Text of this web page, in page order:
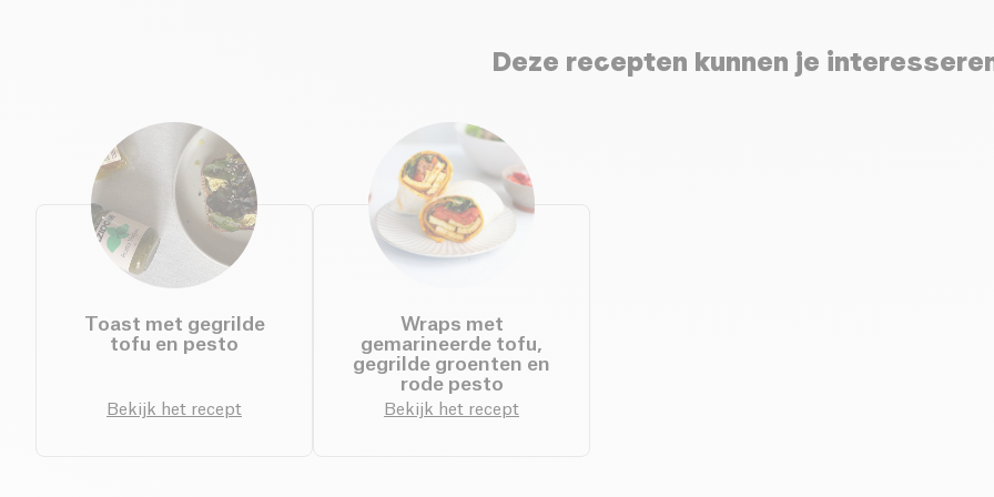
Deze recepten kunnen je
Toast met gegrilde
tofu en pesto
Bekijk het recept
Wraps met
gemarineerde tofu,
gegrilde groenten en
rode pesto
Bekijk het recept